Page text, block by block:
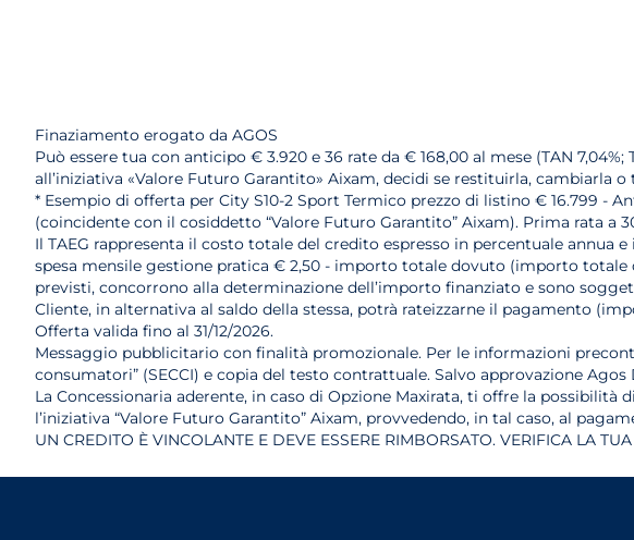
Finaziamento erogato da AGOS
Può essere tua con anticipo € 3.920 e 36 rate da € 168,00 al mese (TAN
all’iniziativa «Valore Futuro Garantito» Aixam, decidi se restituirla, cambiarla
* Esempio di offerta per City S10-2 Sport Termico prezzo di listino € 16.799 -
(coincidente con il cosiddetto “Valore Futuro Garantito” Aixam). Prima rata a 30
Il TAEG rappresenta il costo totale del credito espresso in percentuale
spesa mensile gestione pratica € 2,50 - importo totale dovuto (importo
previsti, concorrono alla determinazione dell’importo finanziato e sono
Cliente, in alternativa al saldo della stessa, potrà rateizzarne il pagamento
Offerta valida fino al 31/12/2026.
Messaggio pubblicitario con finalità promozionale. Per le informazioni
consumatori” (SECCI) e copia del testo contrattuale. Salvo approvazione
La Concessionaria aderente, in caso di Opzione Maxirata, ti offre la
l’iniziativa “Valore Futuro Garantito” Aixam, provvedendo, in tal caso, al
UN CREDITO È VINCOLANTE E DEVE ESSERE RIMBORSATO. VERIFICA LA